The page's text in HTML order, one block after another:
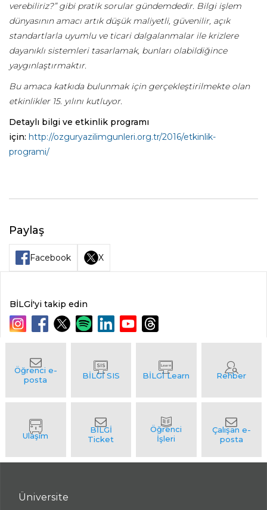
verebiliriz?” gibi pratik sorular gündemdedir. Bilgi işlem
dünyasının amacı artık düşük maliyetli, güvenilir, açık
standartlarla uyumlu ve ticari dalgalanmalar ile krizlere
dayanıklı sistemleri tasarlamak, bunları olabildiğince
yaygınlaştırmaktır.
Bu amaca katkıda bulunmak için gerçekleştirilmekte olan
etkinlikler 15. yılını kutluyor.
Detaylı bilgi ve etkinlik programı
için: http://ozguryazilimgunleri.org.tr/2016/etkinlik-
programi/
Paylaş
Facebook X
BİLGİ'yi takip edin
Üniversite